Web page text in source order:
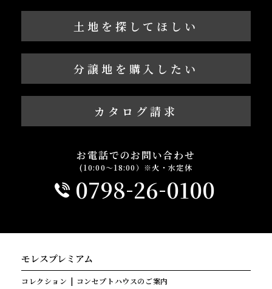
土地を探してほしい
分譲地を購入したい
カタログ請求
お電話でのお問い合わせ
(10:00～18:00）※火・水定休
0798-26-0100
モレスプレミアム
コレクション コンセプトハウスのご案内